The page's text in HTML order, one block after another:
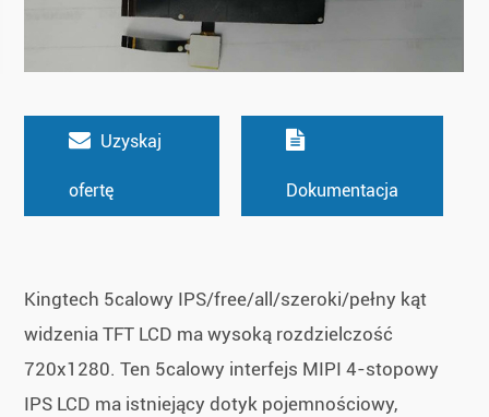
Uzyskaj
ofertę Dokumentacja
Kingtech 5calowy IPS/free/all/szeroki/pełny kąt
widzenia TFT LCD ma wysoką rozdzielczość
720x1280. Ten 5calowy interfejs MIPI 4-stopowy
IPS LCD ma istniejący dotyk pojemnościowy,